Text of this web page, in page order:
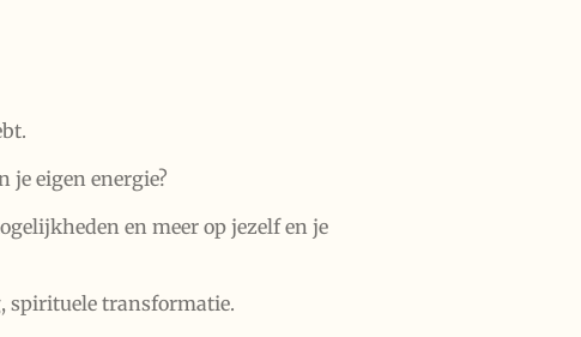
je eigen energie?
en meer op jezelf en je
spirituele transformatie.